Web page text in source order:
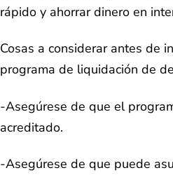
rápido y ahorrar dinero en
Cosas a considerar antes de
programa de liquidación de
-Asegúrese de que el
acreditado.
-Asegúrese de que puede